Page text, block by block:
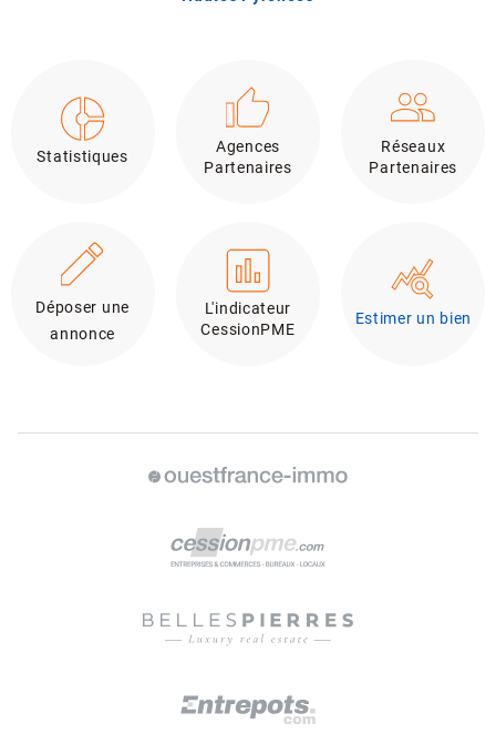
Statistiques
Agences
Partenaires
Réseaux
Partenaires
Déposer une
annonce
L'indicateur
CessionPME
Estimer un bien